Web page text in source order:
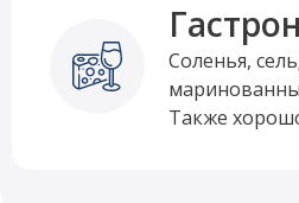
Соленья,
Также